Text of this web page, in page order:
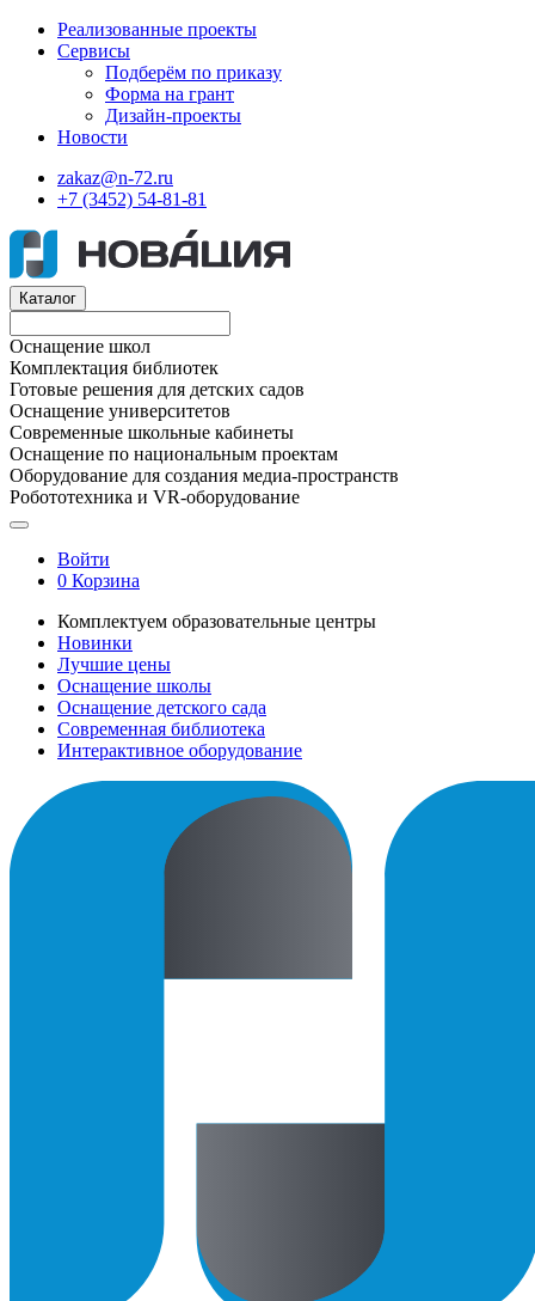
Реализованные проекты
Сервисы
Подберём по приказу
Форма на грант
Дизайн-проекты
Новости
zakaz@n-72.ru
+7 (3452) 54-81-81
Каталог
Оснащение школ
Комплектация библиотек
Готовые решения для детских садов
Оснащение университетов
Современные школьные кабинеты
Оснащение по национальным проектам
Оборудование для создания медиа-пространств
Робототехника и VR-оборудование
Войти
0 Корзина
Комплектуем образовательные центры
Новинки
Лучшие цены
Оснащение школы
Оснащение детского сада
Современная библиотека
Интерактивное оборудование